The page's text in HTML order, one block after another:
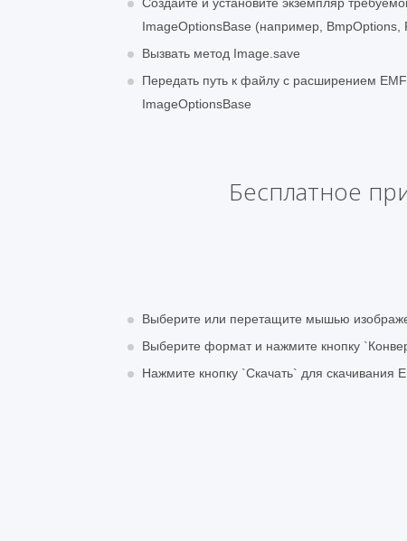
ImageOptionsBase (например, BmpOptions,
Вызвать метод Image.save
Передать путь к файлу с расширением
ImageOptionsBase
Бесплатное
Выберите или перетащите мышью
Выберите формат и нажмите кнопку
Нажмите кнопку `Скачать` для скачивания